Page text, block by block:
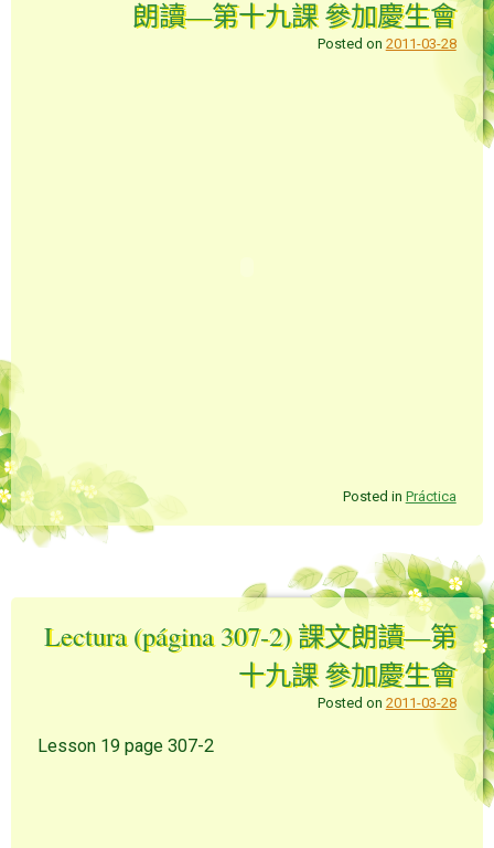
朗讀—第十九課 參加慶生會
Posted on 2011-03-28
Posted in Práctica
Lectura (página 307-2) 課文朗讀—第
十九課 參加慶生會
Posted on 2011-03-28
Lesson 19 page 307-2